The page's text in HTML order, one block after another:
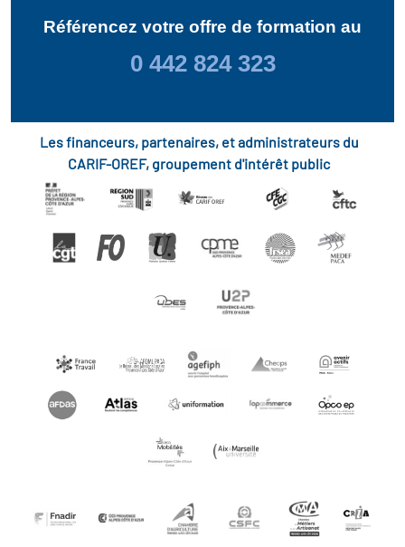
Référencez votre offre de formation au
0 442 824 323
Les financeurs, partenaires, et administrateurs du
CARIF-OREF, groupement d'intérêt public